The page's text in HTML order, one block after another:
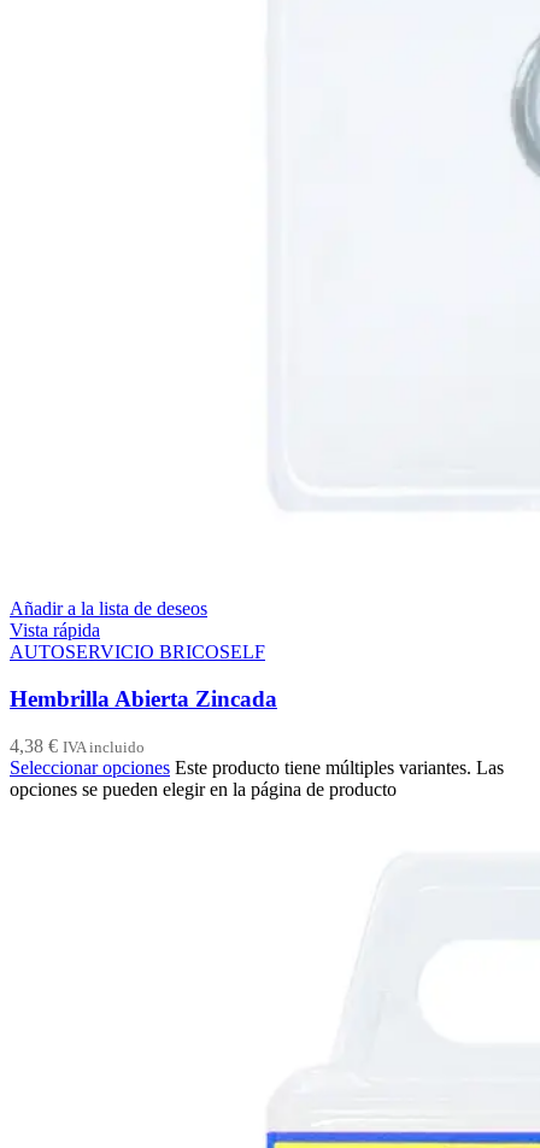
Añadir a la lista de deseos
Vista rápida
AUTOSERVICIO BRICOSELF
Hembrilla Abierta Zincada
4,38 € IVA incluido
Seleccionar opciones Este producto tiene múltiples variantes. Las
opciones se pueden elegir en la página de producto